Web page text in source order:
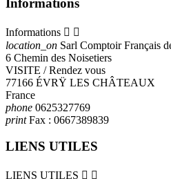
Informations
Informations  
location_on Sarl Comptoir Français
6 Chemin des Noisetiers
VISITE / Rendez vous
77166 ÉVRŸ LES CHÂTEAUX
France
phone 0625327769
printFax : 0667389839
LIENS UTILES
LIENS UTILES  